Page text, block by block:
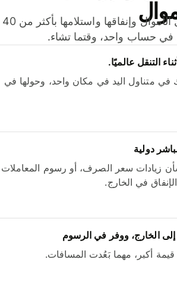
وفّر المال عند إرسال الأموال وإنفاقها واستلامها بأكثر من 40
حساب واحد، وقتما تشاء.
التنقل عالميًا.
في متناول اليد في مكان واحد، وحولها في
دولية
زيادات سعر الصرف، أو رسوم المعاملات
في الخارج.
الخارج، ووفر في الرسوم
أكبر، مهما بَعُدت المسافات.